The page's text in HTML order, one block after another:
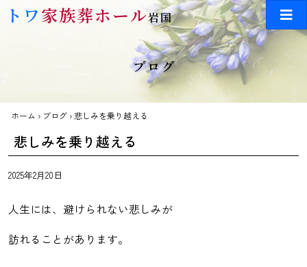
Skip to main content
トワ家族葬ホール岩国
ブログ
ホーム › ブログ ›悲しみを乗り越える
悲しみを乗り越える
2025年2月20日
人生には、避けられない悲しみが
訪れることがあります。